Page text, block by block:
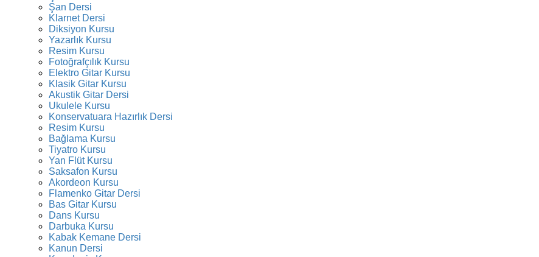
Şan Dersi
Klarnet Dersi
Diksiyon Kursu
Yazarlık Kursu
Resim Kursu
Fotoğrafçılık Kursu
Elektro Gitar Kursu
Klasik Gitar Kursu
Akustik Gitar Dersi
Ukulele Kursu
Konservatuara Hazırlık Dersi
Resim Kursu
Bağlama Kursu
Tiyatro Kursu
Yan Flüt Kursu
Saksafon Kursu
Akordeon Kursu
Flamenko Gitar Dersi
Bas Gitar Kursu
Dans Kursu
Darbuka Kursu
Kabak Kemane Dersi
Kanun Dersi